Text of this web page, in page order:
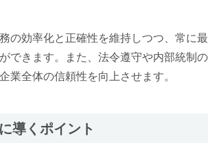
の効率化と正確性を維持しつつ、常に最
できます。また、法令遵守や内部統制の
業全体の信頼性を向上させます。
導くポイント